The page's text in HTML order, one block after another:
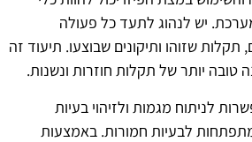
יש לנהוג לתעד כל פעולה
שזוהו ותיקונים שבוצעו. תיעוד זה
טובה יותר של תקלות חוזרות ונשנות.
לניתוח מגמות ולזיהוי בעיות
מתפתחות לבעיות חמורות. באמצעות